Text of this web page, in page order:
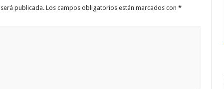
publicada.Los campos obligatorios están marcados con *